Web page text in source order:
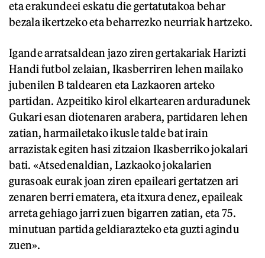
eta erakundeei eskatu die gertatutakoa behar
bezala ikertzeko eta beharrezko neurriak hartzeko.
Igande arratsaldean jazo ziren gertakariak Harizti
Handi futbol zelaian, Ikasberriren lehen mailako
jubenilen B taldearen eta Lazkaoren arteko
partidan. Azpeitiko kirol elkartearen arduradunek
Gukari esan diotenaren arabera, partidaren lehen
zatian, harmailetako ikusle talde bat irain
arrazistak egiten hasi zitzaion Ikasberriko jokalari
bati. «Atsedenaldian, Lazkaoko jokalarien
gurasoak eurak joan ziren epaileari gertatzen ari
zenaren berri ematera, eta itxura denez, epaileak
arreta gehiago jarri zuen bigarren zatian, eta 75.
minutuan partida geldiarazteko eta guzti agindu
zuen».